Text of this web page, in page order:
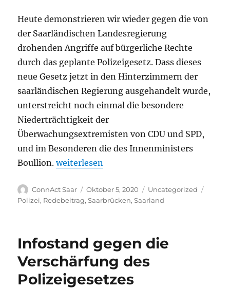
Heute demonstrieren wir wieder gegen die von
der Saarländischen Landesregierung
drohenden Angriffe auf bürgerliche Rechte
durch das geplante Polizeigesetz. Dass dieses
neue Gesetz jetzt in den Hinterzimmern der
saarländischen Regierung ausgehandelt wurde,
unterstreicht noch einmal die besondere
Niederträchtigkeit der
Überwachungsextremisten von CDU und SPD,
und im Besonderen die des Innenministers
Boullion.„Stoppt das neue Polizeigesetz!
weiterlesen
Autor
ConnAct Saar
Veröffentlicht
am
Oktober 5, 2020 Kategorien
Uncategorized
Polizei, Redebeitrag,Saarbrücken,Saarland
Infostand gegen die
Verschärfung des
Polizeigesetzes